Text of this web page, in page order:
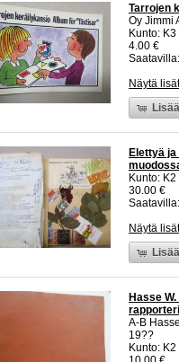
Tarrojen
Oy Jimmi
Kunto:
4.00 €
Näytä
Elettyä
Kunto:
30.00 €
Näytä
Hasse
A-B
19??
Kunto: